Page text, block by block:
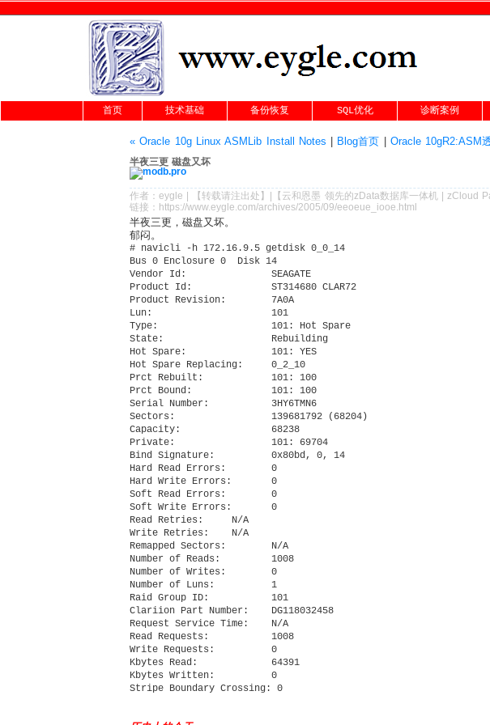
首页 技术基础 备份恢复 SQL优化 诊断案例
« Oracle 10g Linux ASMLib Install Notes Blog首页 |Oracle 10gR2:ASM
半夜三更 磁盘又坏
作者： eygle 【转载请注出处 】|【 云和恩墨 领先的zData数据库一体机|zCloud
链接： https://www.eygle.com/archives/2005/09/eeoeue_iooe.html
半夜三更，磁盘又坏。
郁闷。
# navicli -h 172.16.9.5 getdisk 0_0_14
Bus 0 Enclosure 0  Disk 14
Vendor Id:               SEAGATE
Product Id:              ST314680 CLAR72
Product Revision:        7A0A
Lun:                     101
Type:                    101: Hot Spare
State:                   Rebuilding
Hot Spare:               101: YES
Hot Spare Replacing:     0_2_10
Prct Rebuilt:            101: 100
Prct Bound:              101: 100
Serial Number:           3HY6TMN6
Sectors:                 139681792 (68204)
Capacity:                68238
Private:                 101: 69704
Bind Signature:          0x80bd, 0, 14
Hard Read Errors:        0
Hard Write Errors:       0
Soft Read Errors:        0
Soft Write Errors:       0
Read Retries:     N/A
Write Retries:    N/A
Remapped Sectors:        N/A
Number of Reads:         1008
Number of Writes:        0
Number of Luns:          1
Raid Group ID:           101
Clariion Part Number:    DG118032458
Request Service Time:    N/A
Read Requests:           1008
Write Requests:          0
Kbytes Read:             64391
Kbytes Written:          0